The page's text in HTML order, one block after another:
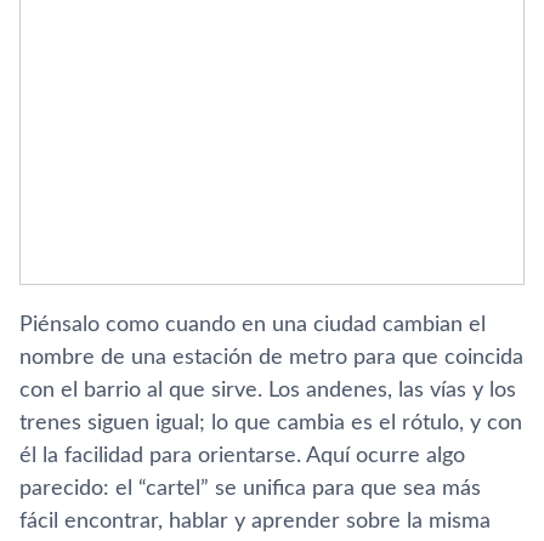
Piénsalo como cuando en una ciudad cambian el
nombre de una estación de metro para que coincida
con el barrio al que sirve. Los andenes, las vías y los
trenes siguen igual; lo que cambia es el rótulo, y con
él la facilidad para orientarse. Aquí ocurre algo
parecido: el “cartel” se unifica para que sea más
fácil encontrar, hablar y aprender sobre la misma